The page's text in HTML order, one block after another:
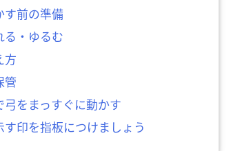
す前の準備
る・ゆるむ
方
管
弓をまっすぐに動かす
す印を指板につけましょう